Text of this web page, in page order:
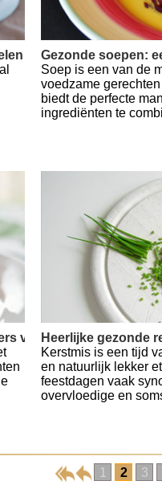
met zink belangrijk
Gezonde soepen:
Soep is een van de
voedzame
biedt de perfecte
ingrediënten te
van Italiaans eten
Heerlijke gezonde
Kerstmis is een tijd
en natuurlijk lekker
feestdagen vaak
overvloedige en
1 2 3